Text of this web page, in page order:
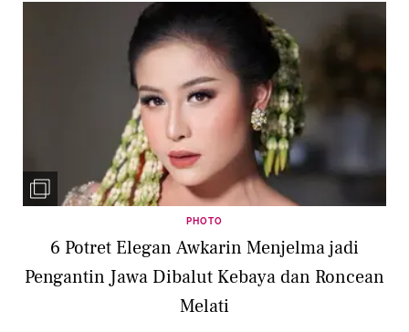
PHOTO
6 Potret Elegan Awkarin Menjelma jadi
Pengantin Jawa Dibalut Kebaya dan Roncean
Melati